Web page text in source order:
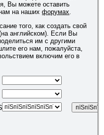
Вы можете оставить
на нашихфорумах
того, как создать свой
английском). Если Вы
им с другими
его нам, пожалуйста,
включим его в